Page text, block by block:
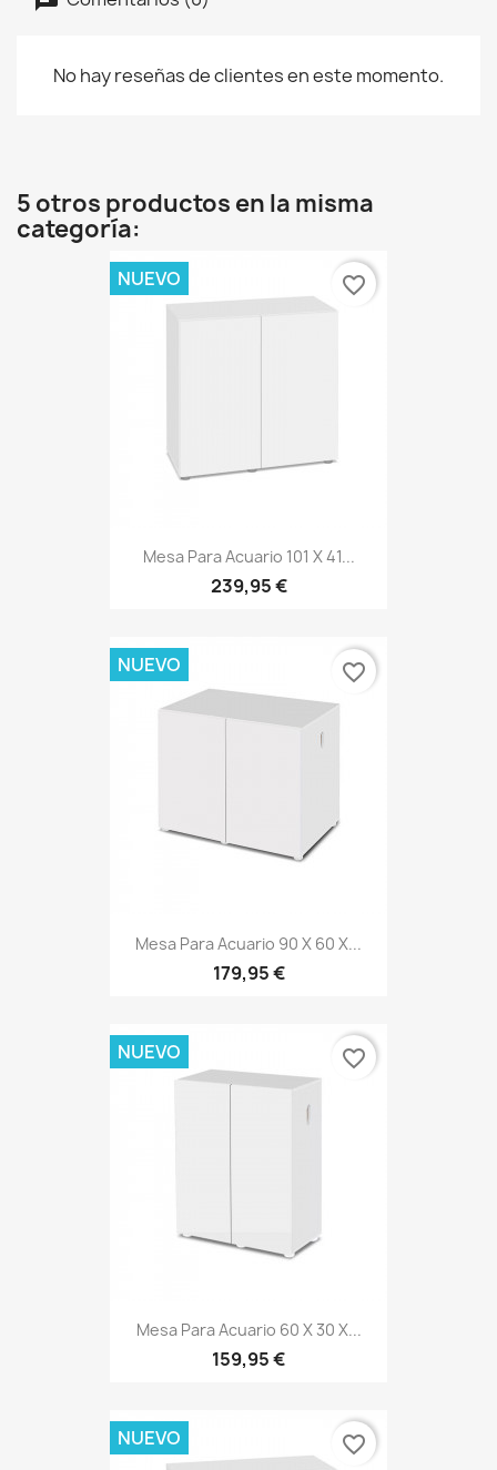
No hay reseñas de clientes en este momento.
5 otros productos en la misma
categoría:
Mesa Para Acuario 101 X 41...
239,95 €
NUEVO favorite_border
Mesa Para Acuario 90 X 60 X...
179,95 €
NUEVO favorite_border
Mesa Para Acuario 60 X 30 X...
159,95 €
NUEVO favorite_border
NUEVO favorite_border